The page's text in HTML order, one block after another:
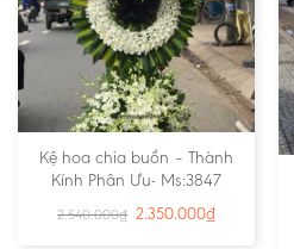
Kệ hoa chia buồn – Thành
Kính Phân Ưu- Ms:3847
2.540.000₫ 2.350.000₫